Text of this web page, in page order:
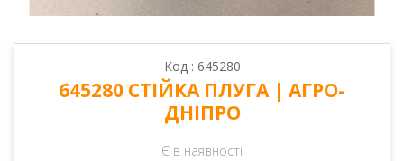
Код : 645280
645280 СТІЙКА ПЛУГА | АГРО-
ДНІПРО
Є в наявності